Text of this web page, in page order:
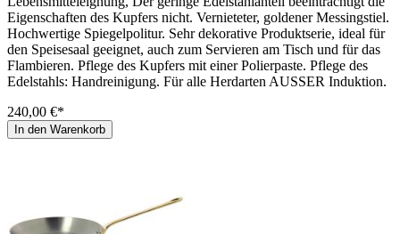
Eigenschaften des Kupfers nicht. Vernieteter, goldener Messingstiel.
Hochwertige Spiegelpolitur. Sehr dekorative Produktserie, ideal für
den Speisesaal geeignet, auch zum Servieren am Tisch und für das
Flambieren. Pflege des Kupfers mit einer Polierpaste. Pflege des
Edelstahls: Handreinigung. Für alle Herdarten AUSSER Induktion.
240,00 €*
In den Warenkorb